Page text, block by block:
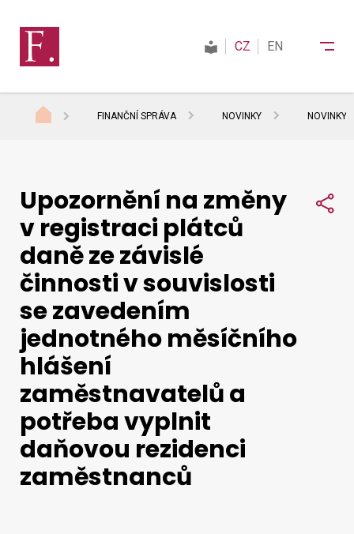
Daně
Mezinárodní spolupráce
Kontakty
Vyhledat na webu
CZ EN
FINANČNÍ SPRÁVA NOVINKY NOVINKY
Upozornění na změny
v registraci plátců
daně ze závislé
činnosti v souvislosti
se zavedením
jednotného měsíčního
hlášení
zaměstnavatelů a
potřeba vyplnit
daňovou rezidenci
zaměstnanců